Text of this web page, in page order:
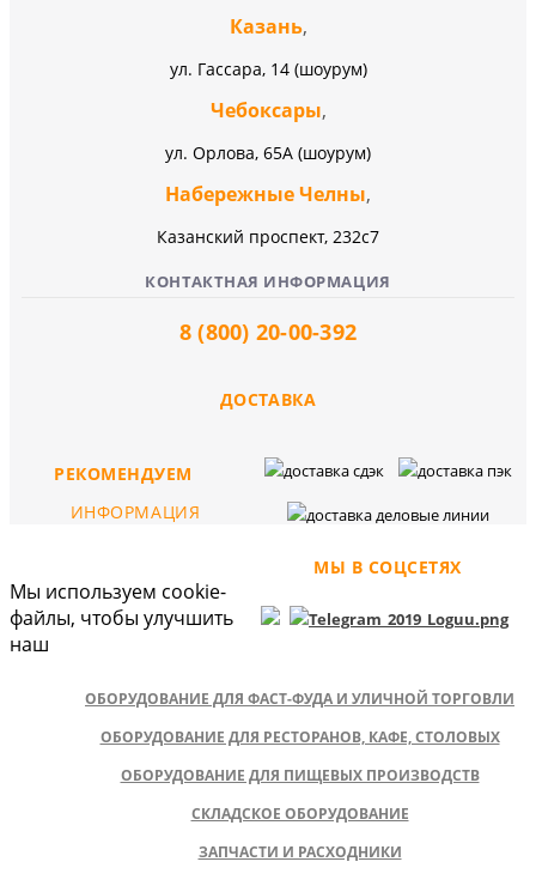
Казань,
ул. Гассара, 14 (шоурум)
Чебоксары,
ул. Орлова, 65А (шоурум)
Набережные Челны,
Казанский проспект, 232c7
КОНТАКТНАЯ ИНФОРМАЦИЯ
8 (800) 20-00-392
ДОСТАВКА
МЫ В СОЦСЕТЯХ
РЕКОМЕНДУЕМ
ОБОРУДОВАНИЕ ДЛЯ ФАСТ-ФУДА И УЛИЧНОЙ ТОРГОВЛИ
ОБОРУДОВАНИЕ ДЛЯ РЕСТОРАНОВ, КАФЕ, СТОЛОВЫХ
ОБОРУДОВАНИЕ ДЛЯ ПИЩЕВЫХ ПРОИЗВОДСТВ
СКЛАДСКОЕ ОБОРУДОВАНИЕ
ЗАПЧАСТИ И РАСХОДНИКИ
ИНФОРМАЦИЯ
Мы используем cookie-
файлы, чтобы улучшить
наш